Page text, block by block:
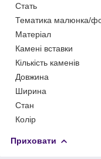
Стать
Тематика малюнка/
Матеріал
Камені вставки
Кількість каменів
Довжина
Ширина
Стан
Колір
Приховати